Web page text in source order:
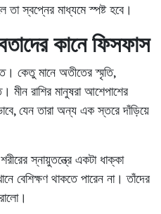
স্বপ্নের মাধ্যমে স্পষ্ট হবে।
কানে ফিসফাস
কেতু মানে অতীতের স্মৃতি,
মীন রাশির মানুষরা আশেপাশের
যেন তারা অন্য এক স্তরে দাঁড়িয়ে
স্নায়ুতন্ত্রে একটা ধাক্কা
বেশিক্ষণ থাকতে পারেন না। তাঁদের